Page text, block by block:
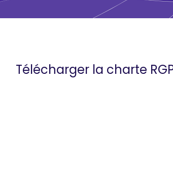
Télécharger la charte